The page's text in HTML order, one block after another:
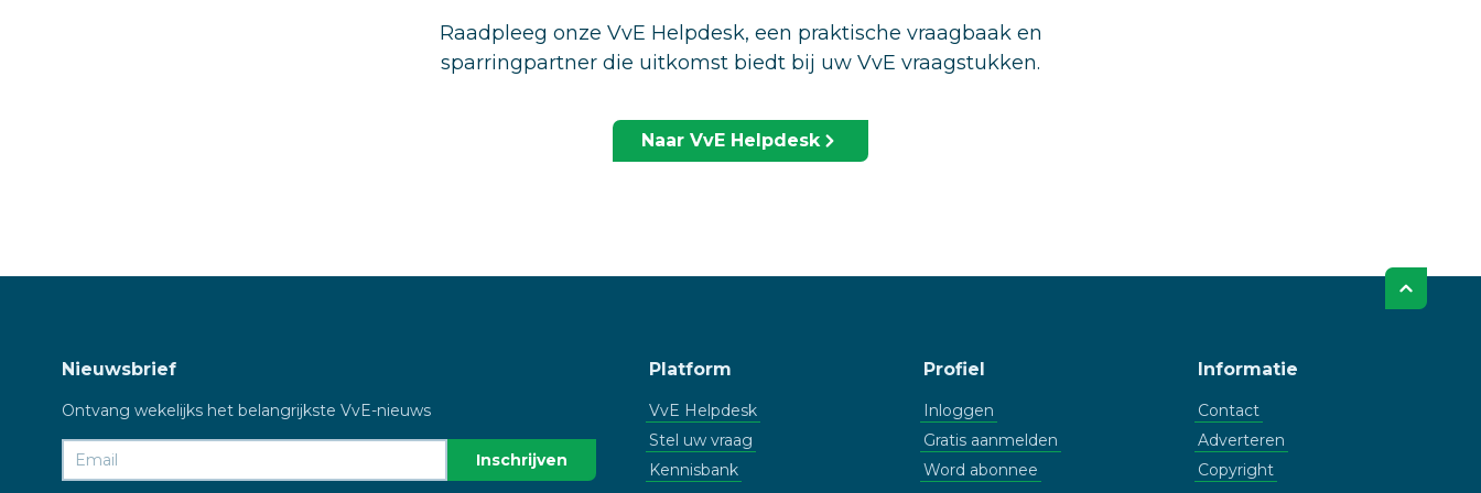
Raadpleeg onze VvE Helpdesk, een praktische vraagbaak en
sparringpartner die uitkomst biedt bij uw VvE vraagstukken.
Naar VvE Helpdesk
Nieuwsbrief
Ontvang wekelijks het belangrijkste VvE-nieuws
Platform
VvE Helpdesk
Stel uw vraag
Kennisbank
Profiel
Inloggen
Gratis aanmelden
Word abonnee
Informatie
Contact
Adverteren
Copyright